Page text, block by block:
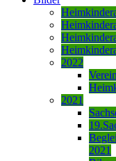
2022
2021
2021